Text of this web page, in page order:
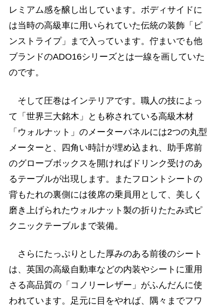
レミアム感を醸し出しています。ボディサイドに
は当時の高級車に用いられていた伝統の装飾「ピ
ンストライプ」まで入っています。佇まいでも他
ブランドのADO16シリーズとは一線を画していた
のです。
そして圧巻はインテリアです。職人の技によっ
て「世界三大銘木」とも称されている高級木材
「ウォルナット」のメーターパネルには2つの丸型
メーターと、四角い時計が埋め込まれ、助手席前
のグローブボックスを開ければドリンク受けのあ
るテーブルが出現します。またフロントシートの
背もたれの裏側には後席の乗員用として、美しく
磨き上げられたウォルナット製の折りたたみ式ピ
クニックテーブルまで装備。
さらにたっぷりとした厚みのある前後のシート
は、英国の高級自動車などの内装やシートに重用
さる高品質の「コノリーレザー」がふんだんに使
われています。足元に目をやれば、隅々までフワ